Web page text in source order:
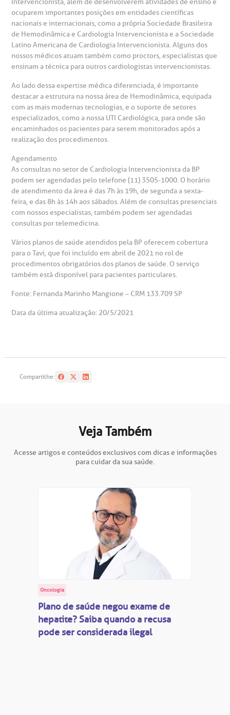
Intervencionista, além de desenvolverem atividades de ensino e
ocuparem importantes posições em entidades científicas
nacionais e internacionais, como a própria Sociedade Brasileira
de Hemodinâmica e Cardiologia Intervencionista e a Sociedade
Latino Americana de Cardiologia Intervencionista. Alguns dos
nossos médicos atuam também como proctors, especialistas que
ensinam a técnica para outros cardiologistas intervencionistas.
Ao lado dessa expertise médica diferenciada, é importante
destacar a estrutura na nossa área de Hemodinâmica, equipada
com as mais modernas tecnologias, e o suporte de setores
especializados, como a nossa UTI Cardiológica, para onde são
encaminhados os pacientes para serem monitorados após a
realização dos procedimentos.
Agendamento
As consultas no setor de Cardiologia Intervencionista da BP
podem ser agendadas pelo telefone (11) 3505-1000. O horário
de atendimento da área é das 7h às 19h, de segunda a sexta-
feira, e das 8h às 14h aos sábados. Além de consultas presenciais
com nossos especialistas, também podem ser agendadas
consultas por telemedicina.
Vários planos de saúde atendidos pela BP oferecem cobertura
para o Tavi, que foi incluído em abril de 2021 no rol de
procedimentos obrigatórios dos planos de saúde. O serviço
também está disponível para pacientes particulares.
Fonte: Fernanda Marinho Mangione – CRM 133.709 SP
Data da última atualização: 20/5/2021
Compartilhe:
Veja Também
Acesse artigos e conteúdos exclusivos com dicas e informações
para cuidar da sua saúde.
Oncologia
Plano de saúde negou exame de
hepatite? Saiba quando a recusa
pode ser considerada ilegal